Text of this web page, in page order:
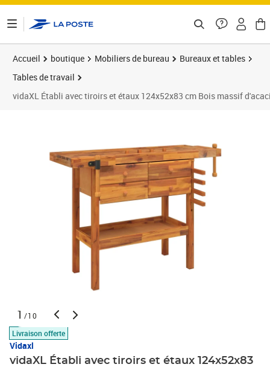
Accueil boutique Mobiliers de bureau
Bureaux et tables
Tables de travail
vidaXL Établi avec tiroirs et étaux 124x52x83 cm Bois massif
1 /10
Livraison offerte
Vidaxl
vidaXL Établi avec tiroirs et étaux 124x52x83